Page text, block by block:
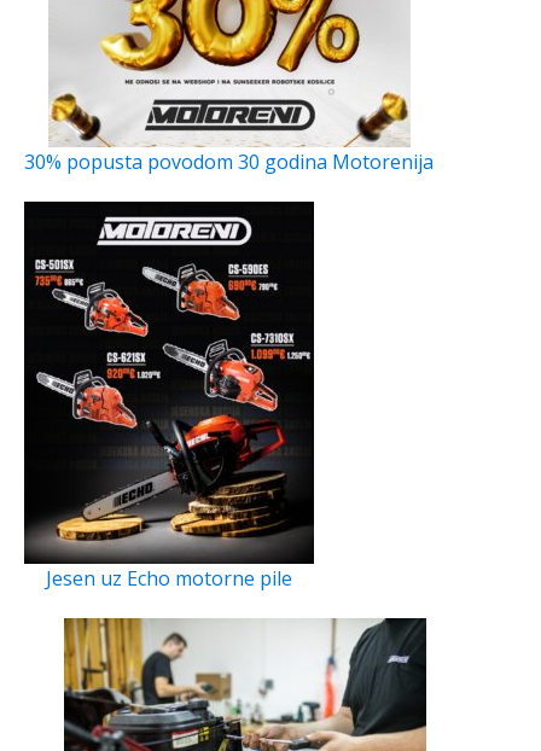
30% popusta povodom 30 godina Motorenija
Jesen uz Echo motorne pile